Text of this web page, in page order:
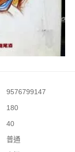
9576799147
180
40
普通